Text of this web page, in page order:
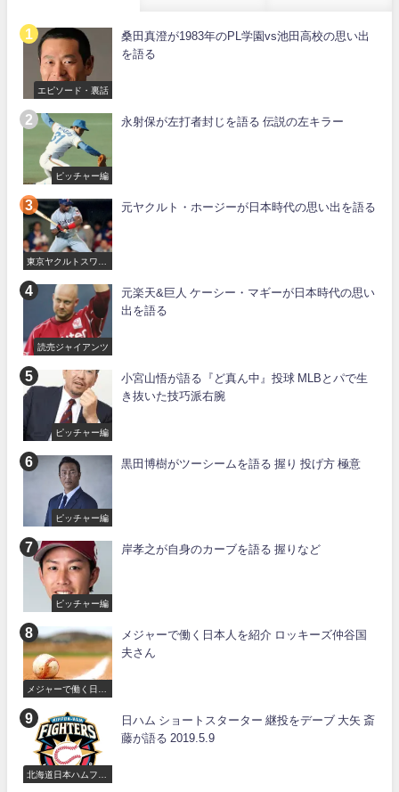
エピソード・裏話
桑田真澄が1983年のPL学園vs池田高校の思い出
を語る
ピッチャー編
永射保が左打者封じを語る 伝説の左キラー
東京ヤクルトスワロ
元ヤクルト・ホージーが日本時代の思い出を語る
読売ジャイアンツ
元楽天&巨人 ケーシー・マギーが日本時代の思い
出を語る
ピッチャー編
小宮山悟が語る『ど真ん中』投球 MLBとパで生
き抜いた技巧派右腕
ピッチャー編
黒田博樹がツーシームを語る 握り 投げ方 極意
ピッチャー編
岸孝之が自身のカーブを語る 握りなど
メジャーで働く日本
メジャーで働く日本人を紹介 ロッキーズ仲谷国
夫さん
北海道日本ハムファ
日ハム ショートスターター 継投をデーブ 大矢 斎
藤が語る 2019.5.9